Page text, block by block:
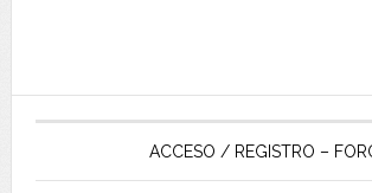
ACCESO / REGISTRO –